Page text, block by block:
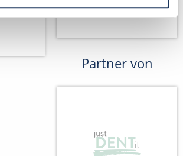
Partner von